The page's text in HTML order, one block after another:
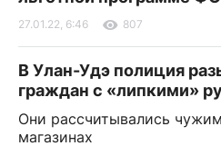
27.01.22, 6:46 807
В Улан-Удэ полиция
граждан с «липкими»
Они рассчитывались
магазинах